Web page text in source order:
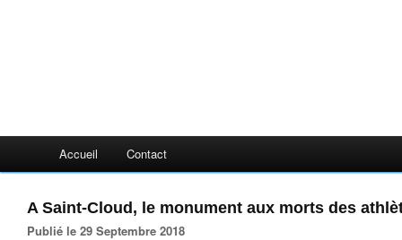
Accueil Contact
A Saint-Cloud, le monument aux morts des
Publié le 29 Septembre 2018